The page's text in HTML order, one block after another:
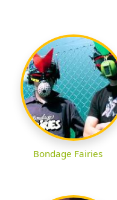
Bondage Fairies